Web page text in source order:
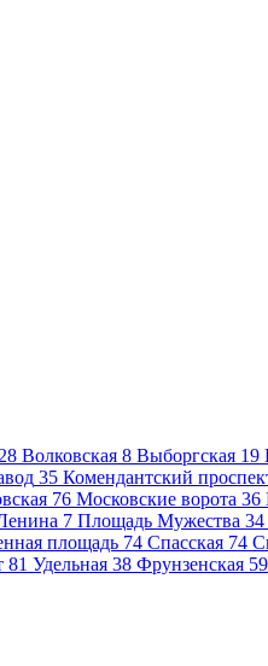
28 Волковская 8 Выборгская 19
35 Комендантский
76 Московские ворота 36
7 Площадь Мужества 34
площадь 74 Спасская 74
81 Удельная 38 Фрунзенская 59